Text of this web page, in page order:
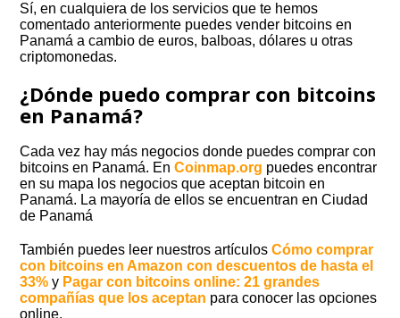
Sí, en cualquiera de los servicios que te hemos
comentado anteriormente puedes vender bitcoins en
Panamá a cambio de euros, balboas, dólares u otras
criptomonedas.
¿Dónde puedo comprar con bitcoins
en Panamá?
Cada vez hay más negocios donde puedes comprar con
bitcoins en Panamá. EnCoinmap.org puedes encontrar
en su mapa los negocios que aceptan bitcoin en
Panamá. La mayoría de ellos se encuentran en Ciudad
de Panamá
También puedes leer nuestros artículosCómo comprar
con bitcoins en Amazon con descuentos de hasta el
33% y Pagar con bitcoins online: 21 grandes
compañías que los aceptan para conocer las opciones
online.